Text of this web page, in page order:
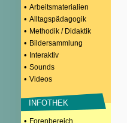
• Arbeitsmaterialien
• Alltagspädagogik
• Methodik / Didaktik
• Bildersammlung
• Interaktiv
• Sounds
• Videos
INFOTHEK
• Forenbereich